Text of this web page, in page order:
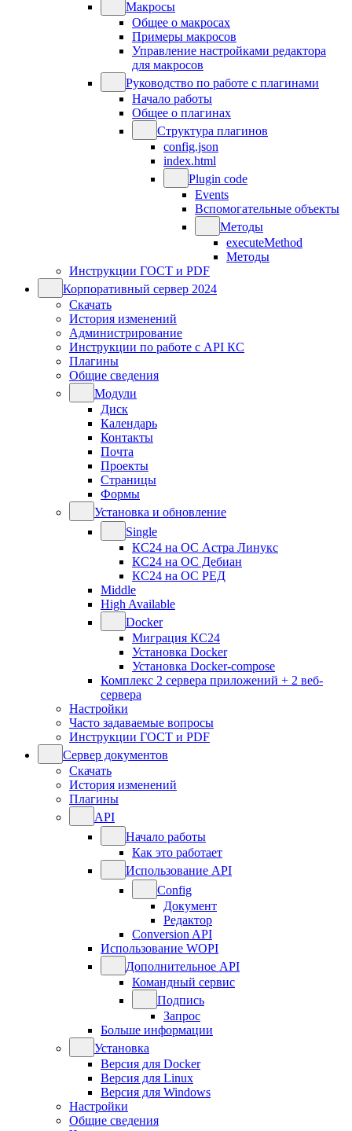
Макросы
Общее о макросах
Примеры макросов
Управление настройками редактора
для макросов
Руководство по работе с плагинами
Начало работы
Общее о плагинах
Структура плагинов
config.json
index.html
Plugin code
Events
Вспомогательные объекты
Методы
executeMethod
Методы
Инструкции ГОСТ и PDF
Корпоративный сервер 2024
Скачать
История изменений
Администрирование
Инструкции по работе с API КС
Плагины
Общие сведения
Модули
Диск
Календарь
Контакты
Почта
Проекты
Страницы
Формы
Установка и обновление
Single
КС24 на ОС Астра Линукс
КС24 на ОС Дебиан
КС24 на ОС РЕД
Middle
High Available
Docker
Миграция КС24
Установка Docker
Установка Docker-compose
Комплекс 2 сервера приложений + 2 веб-
сервера
Настройки
Часто задаваемые вопросы
Инструкции ГОСТ и PDF
Сервер документов
Скачать
История изменений
Плагины
API
Начало работы
Как это работает
Использование API
Config
Документ
Редактор
Conversion API
Использование WOPI
Дополнительное API
Командный сервис
Подпись
Запрос
Больше информации
Установка
Версия для Docker
Версия для Linux
Версия для Windows
Настройки
Общие сведения